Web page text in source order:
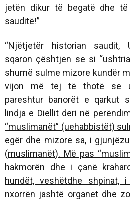
jetën dikur të begatë dhe
sauditë!”
“Njëtjetër historian saudit,
sqaron çështjen se si
shumë sulme mizore kundër
vijon më tej të thotë se
pareshtur banorët e qarkut
lindja e Diellit deri në
“muslimanët” (uehabbistët)
egër dhe mizore sa, i
(muslimanët). Më pas
hakmorën dhe i çanë
hundët, veshëtdhe
nxorrën jashtë organet dhe